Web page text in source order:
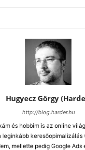
Hugyecz Görgy
http://blog.harder.hu
és hobbim is az online
leginkább keresőopimalizálás
mellette pedig Google Ads